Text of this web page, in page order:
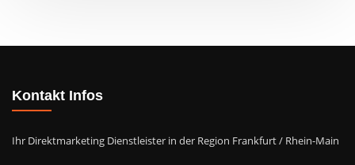
Kontakt Infos
Ihr Direktmarketing Dienstleister in der Region Frankfurt / Rhein-Main